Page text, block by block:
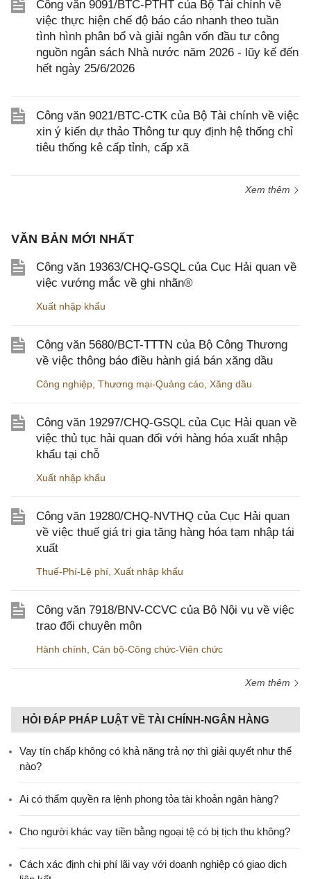
Công văn 9091/BTC-PTHT của Bộ Tài chính về
việc thực hiện chế độ báo cáo nhanh theo tuần
tình hình phân bổ và giải ngân vốn đầu tư công
nguồn ngân sách Nhà nước năm 2026 - lũy kế đến
hết ngày 25/6/2026
Công văn 9021/BTC-CTK của Bộ Tài chính về việc
xin ý kiến dự thảo Thông tư quy định hệ thống chỉ
tiêu thống kê cấp tỉnh, cấp xã
Xem thêm
VĂN BẢN MỚI NHẤT
Công văn 19363/CHQ-GSQL của Cục Hải quan về
việc vướng mắc về ghi nhãn®
Xuất nhập khẩu
Công văn 5680/BCT-TTTN của Bộ Công Thương
về việc thông báo điều hành giá bán xăng dầu
Công nghiệp Thương mại-Quảng cáo Xăng dầu
Công văn 19297/CHQ-GSQL của Cục Hải quan về
việc thủ tục hải quan đối với hàng hóa xuất nhập
khẩu tại chỗ
Xuất nhập khẩu
Công văn 19280/CHQ-NVTHQ của Cục Hải quan
về việc thuế giá trị gia tăng hàng hóa tạm nhập tái
xuất
Thuế-Phí-Lệ phí Xuất nhập khẩu
Công văn 7918/BNV-CCVC của Bộ Nội vụ về việc
trao đổi chuyên môn
Hành chính Cán bộ-Công chức-Viên chức
Xem thêm
HỎI ĐÁP PHÁP LUẬT VỀ TÀI CHÍNH-NGÂN HÀNG
Vay tín chấp không có khả năng trả nợ thì giải quyết như thế
nào?
Ai có thẩm quyền ra lệnh phong tỏa tài khoản ngân hàng?
Cho người khác vay tiền bằng ngoại tệ có bị tịch thu không?
Cách xác định chi phí lãi vay với doanh nghiệp có giao dịch